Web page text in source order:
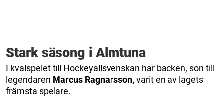
Stark säsong i Almtuna
I kvalspelet till Hockeyallsvenskan har backen, son till
legendaren Marcus Ragnarsson,varit en av lagets
främsta spelare.